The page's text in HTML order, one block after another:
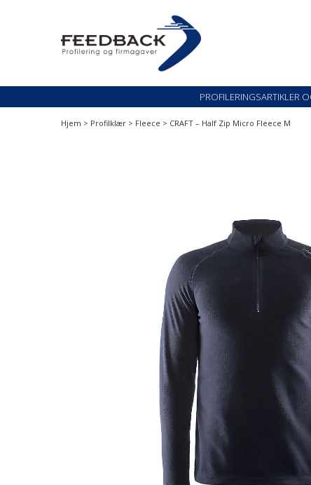
PROFILERINGSARTIKLER
Hjem > Profilklær > Fleece > CRAFT – Half Zip Micro Fleece M